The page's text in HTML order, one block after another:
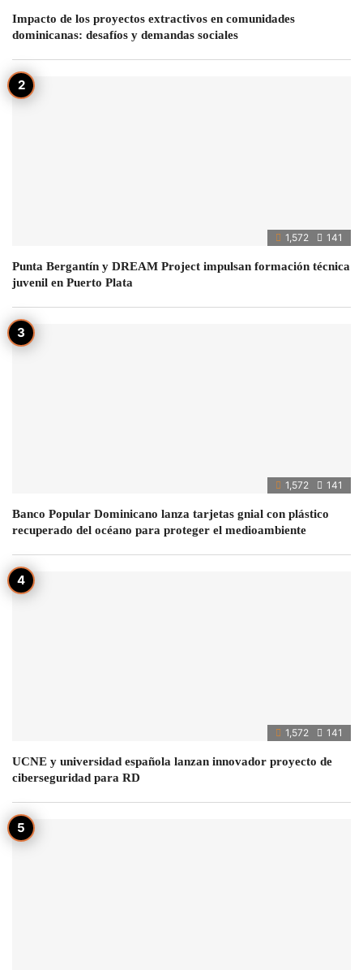
Impacto de los proyectos extractivos en comunidades
dominicanas: desafíos y demandas sociales
1,572 141
Punta Bergantín y DREAM Project impulsan formación técnica
juvenil en Puerto Plata
1,572 141
Banco Popular Dominicano lanza tarjetas gnial con plástico
recuperado del océano para proteger el medioambiente
1,572 141
UCNE y universidad española lanzan innovador proyecto de
ciberseguridad para RD